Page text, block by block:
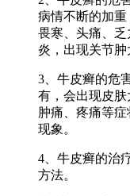
病情不断的加重
畏寒、头痛、
炎，出现关节肿
3、牛皮癣的危
有，会出现皮
肿痛、疼痛等
现象。
4、牛皮癣的治
方法。